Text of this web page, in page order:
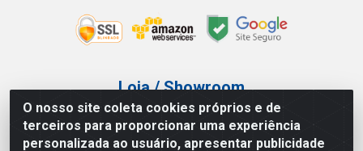
O nosso site coleta cookies próprios e de
terceiros para proporcionar uma experiência
personalizada ao usuário, apresentar publicidade
Loja / Showroom
Tel.: (11) 3227-0546
Av Vautier, 587/597 - Pari - São Paulo/SP